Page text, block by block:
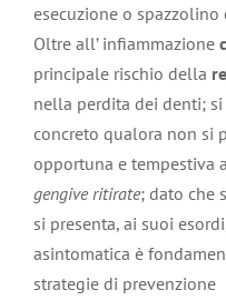
esecuzione o spazzolino
Oltre all’ infiammazione
principale rischio della
nella perdita dei denti;
concreto qualora non si
opportuna e tempestiva
gengive ritirate; dato che
si presenta, ai suoi
asintomatica è
strategie di prevenzione